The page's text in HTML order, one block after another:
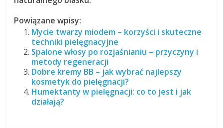
Powiązane wpisy:
Mycie twarzy miodem – korzyści i skuteczne
techniki pielęgnacyjne
Spalone włosy po rozjaśnianiu – przyczyny i
metody regeneracji
Dobre kremy BB – jak wybrać najlepszy
kosmetyk do pielęgnacji?
Humektanty w pielęgnacji: co to jest i jak
działają?